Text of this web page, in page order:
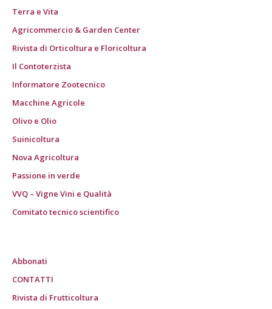
Terra e Vita
Agricommercio & Garden Center
Rivista di Orticoltura e Floricoltura
Il Contoterzista
Informatore Zootecnico
Macchine Agricole
Olivo e Olio
Suinicoltura
Nova Agricoltura
Passione in verde
VVQ – Vigne Vini e Qualità
Comitato tecnico scientifico
Abbonati
CONTATTI
Rivista di Frutticoltura